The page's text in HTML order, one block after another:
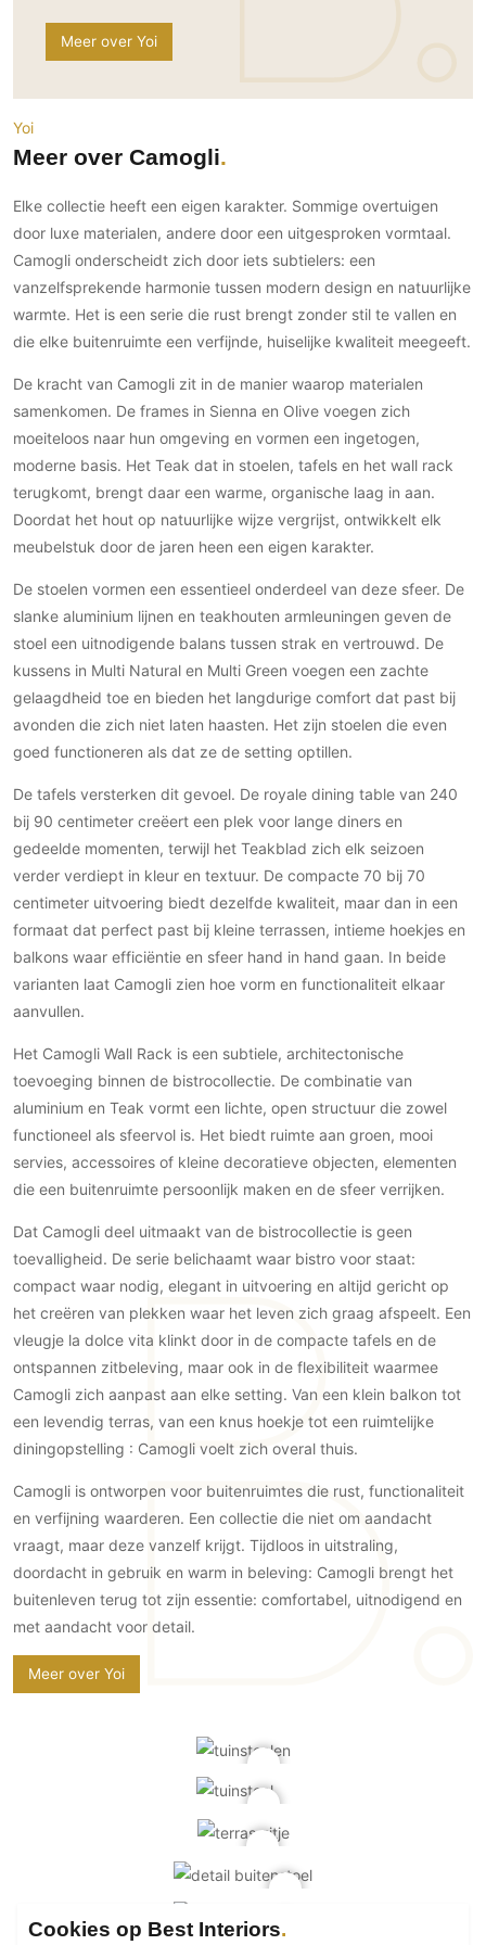
Roomdividers
Bedden
Meubels
Verlichting
Haarden
Glas
Interieurbouw
Trappen
Keuken
Keukens
Keukenapparatuur
Keukenbladen
Keukenaccessoires
Keukenkranen
Ramen en deuren
Binnendeuren
Aluminium deuren
Houten deuren
Stalen deuren
Systeemwanden
Raambeslag
Meubelbeslag
Vloer
Vloeren
Beton Ciré vloeren
PVC vloeren
Houten vloeren
Natuursteen en keramiek vloeren
Afwerking
Beton Ciré
Behang / Wandtextiel
Leer
Schilderwerk
Stucwerk
Spuitwerk
Audio/Video
Thuisbioscoop
Domotica
Mirror TV
Wifi
Wijnkelder en wijnkasten
Buitendeuren
Glazen wandsystemen
Vouwwanden
Garagedeuren
Zonwering
Buitenshutters
Overig
3D visualisaties
Gevel
Gevelbekleding
Gevelstenen
Houten gevelbekleding
Stucwerk
Schilderwerk buiten
Tuinverlichting
Omheining
Hekwerken en poorten
Zwembad en zwemvijver
Tuin wellness
Vloer
Buitenvloeren
Natuursteen en keramiek
buitenvloeren
Zonwering
Zonwering buiten
Serre/Veranda
Werkkamer
Wijnkelder
Woonkamer
Buitenkijken
Terrasoverkapping
Tuin
Zwembad
Kantoor
Meer over Yoi
Yoi
Meer over Camogli
Elke collectie heeft een eigen karakter. Sommige overtuigen
door luxe materialen, andere door een uitgesproken vormtaal.
Camogli onderscheidt zich door iets subtielers: een
vanzelfsprekende harmonie tussen modern design en natuurlijke
warmte. Het is een serie die rust brengt zonder stil te vallen en
die elke buitenruimte een verfijnde, huiselijke kwaliteit meegeeft.
De kracht van Camogli zit in de manier waarop materialen
samenkomen. De frames in Sienna en Olive voegen zich
moeiteloos naar hun omgeving en vormen een ingetogen,
moderne basis. Het Teak dat in stoelen, tafels en het wall rack
terugkomt, brengt daar een warme, organische laag in aan.
Doordat het hout op natuurlijke wijze vergrijst, ontwikkelt elk
meubelstuk door de jaren heen een eigen karakter.
De stoelen vormen een essentieel onderdeel van deze sfeer. De
slanke aluminium lijnen en teakhouten armleuningen geven de
stoel een uitnodigende balans tussen strak en vertrouwd. De
kussens in Multi Natural en Multi Green voegen een zachte
gelaagdheid toe en bieden het langdurige comfort dat past bij
avonden die zich niet laten haasten. Het zijn stoelen die even
goed functioneren als dat ze de setting optillen.
De tafels versterken dit gevoel. De royale dining table van 240
bij 90 centimeter creëert een plek voor lange diners en
gedeelde momenten, terwijl het Teakblad zich elk seizoen
verder verdiept in kleur en textuur. De compacte 70 bij 70
centimeter uitvoering biedt dezelfde kwaliteit, maar dan in een
formaat dat perfect past bij kleine terrassen, intieme hoekjes en
balkons waar efficiëntie en sfeer hand in hand gaan. In beide
varianten laat Camogli zien hoe vorm en functionaliteit elkaar
aanvullen.
Het Camogli Wall Rack is een subtiele, architectonische
toevoeging binnen de bistrocollectie. De combinatie van
aluminium en Teak vormt een lichte, open structuur die zowel
functioneel als sfeervol is. Het biedt ruimte aan groen, mooi
servies, accessoires of kleine decoratieve objecten, elementen
die een buitenruimte persoonlijk maken en de sfeer verrijken.
Dat Camogli deel uitmaakt van de bistrocollectie is geen
toevalligheid. De serie belichaamt waar bistro voor staat:
compact waar nodig, elegant in uitvoering en altijd gericht op
het creëren van plekken waar het leven zich graag afspeelt. Een
vleugje la dolce vita klinkt door in de compacte tafels en de
ontspannen zitbeleving, maar ook in de flexibiliteit waarmee
Camogli zich aanpast aan elke setting. Van een klein balkon tot
een levendig terras, van een knus hoekje tot een ruimtelijke
diningopstelling : Camogli voelt zich overal thuis.
Camogli is ontworpen voor buitenruimtes die rust, functionaliteit
en verfijning waarderen. Een collectie die niet om aandacht
vraagt, maar deze vanzelf krijgt. Tijdloos in uitstraling,
doordacht in gebruik en warm in beleving: Camogli brengt het
buitenleven terug tot zijn essentie: comfortabel, uitnodigend en
met aandacht voor detail.
Meer over Yoi
Cookies op Best Interiors